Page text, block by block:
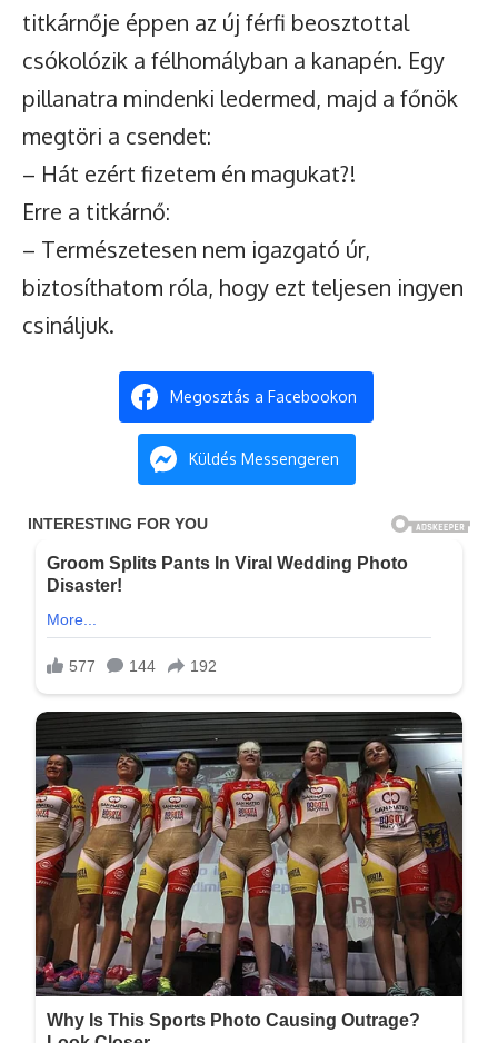
titkárnője éppen az új férfi beosztottal
csókolózik a félhomályban a kanapén. Egy
pillanatra mindenki ledermed, majd a főnök
megtöri a csendet:
– Hát ezért fizetem én magukat?!
Erre a titkárnő:
– Természetesen nem igazgató úr,
biztosíthatom róla, hogy ezt teljesen ingyen
csináljuk.
Megosztás a Facebookon
Küldés Messengeren